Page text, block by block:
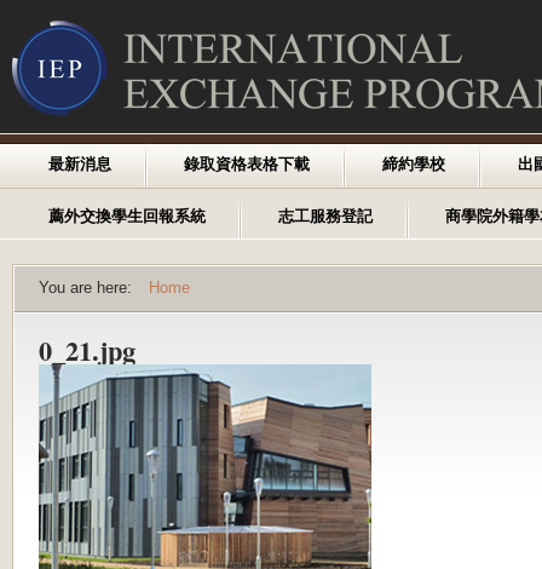
最新消息 錄取資格表格下載 締約學校 出
薦外交換學生回報系統 志工服務登記 商學院外籍
You are here: Home
0_21.jpg